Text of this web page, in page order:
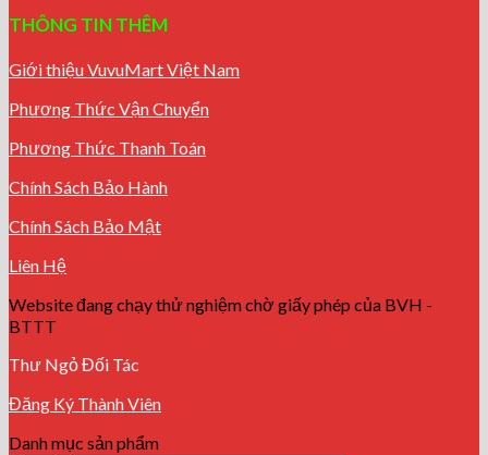
THÔNG TIN THÊM
Giới thiệu VuvuMart Việt Nam
Phương Thức Vận Chuyển
Phương Thức Thanh Toán
Chính Sách Bảo Hành
Chính Sách Bảo Mật
Liên Hệ
Website đang chạy thử nghiệm chờ giấy phép của BVH -
BTTT
Thư Ngỏ Đối Tác
Đăng Ký Thành Viên
Danh mục sản phẩm